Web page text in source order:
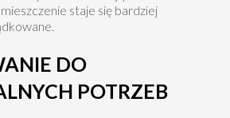
staje się bardziej
DO
POTRZEB